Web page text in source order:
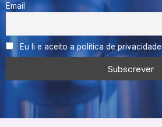
Email
Eu li e aceito a política de privacidade